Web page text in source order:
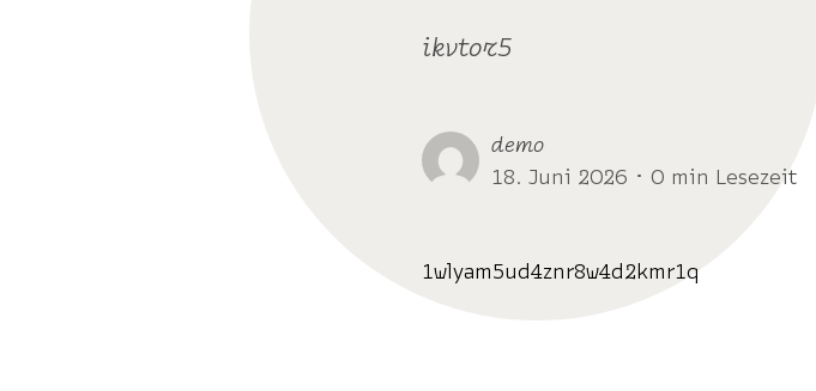
ikvtor5
demo
18. Juni 2026 ･ 0 min Lesezeit
1wlyam5ud4znr8w4d2kmr1q